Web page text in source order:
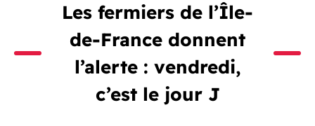
Les fermiers de l’Île-
de-France donnent
l’alerte : vendredi,
c’est le jour J